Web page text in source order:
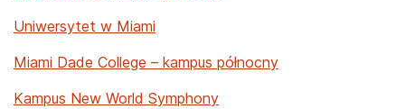
Uniwersytet w Miami
Miami Dade College – kampus północny
Kampus New World Symphony